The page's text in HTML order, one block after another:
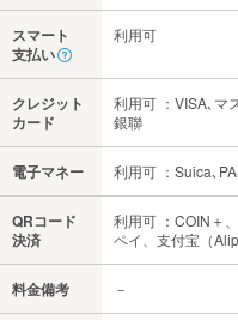
スマート
支払い
利用可
クレジット
カード
利用可 ：VISA､マ
銀聯
電子マネー 利用可 ：Suica､
QRコード
決済
利用可 ：COIN＋
ペイ、支付宝（
料金備考 －